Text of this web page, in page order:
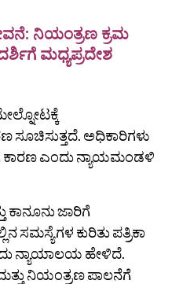
ನಿಯಂತ್ರಣ ಕ್ರಮ
ಮಧ್ಯಪ್ರದೇಶ
ಸೂಚಿಸುತ್ತದೆ. ಅಧಿಕಾರಿಗಳು
ಕಾರಣ ಎಂದು ನ್ಯಾಯಮಂಡಳಿ
ಜಾರಿಗೆ
ಕುರಿತು ಪತ್ರಿಕಾ
ನ್ಯಾಯಾಲಯ ಹೇಳಿದೆ.
ನಿಯಂತ್ರಣ ಪಾಲನೆಗೆ